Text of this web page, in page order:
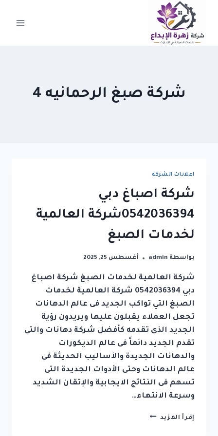
التجاوز
المحتوى
شركة صبغ الرحمانيه 4
اعلانات الشركة
شركة اصباغ دبي
0542036394شركة العالمية
لخدمات الصبغ
بواسطة admin أغسطس 25, 2025
شركة العالمية لخدمات الصبغ شركة اصباغ
دبي 0542036394 شركة العالمية لخدمات
الصبغ التي تواكب الجديد فى عالم الدهانات
تجعل العملاء يقبلون عليها ويريدون رؤية
الجديد الذى تقدمه كأفضل شركة دهانات والتى
تقدم الجديد دائماً فى عالم الديكورات
والدهانات الجديدة والأساليب الحديثة فى
عالم الدهانات وحتى الأدوات الجديدة التى
تسهم فى النتائج الايجابية والإتقان الشديد
وسرعة الانتهاء…
إقرأ المزيد شركة